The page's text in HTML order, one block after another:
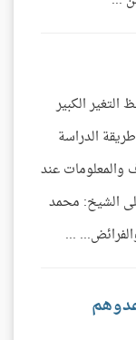
الكبير
الدراسة
والمعلومات عند
الشيخ: محمد
...